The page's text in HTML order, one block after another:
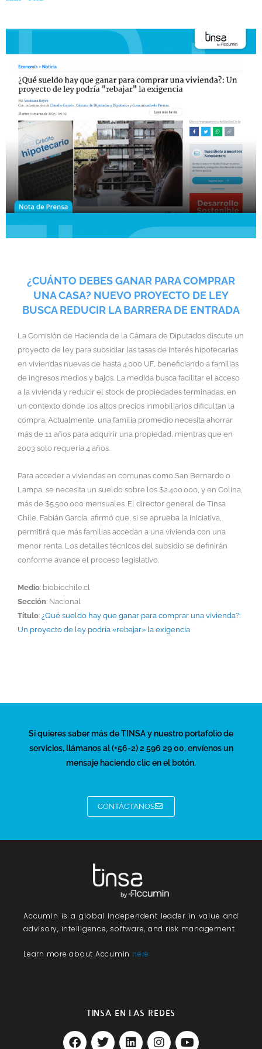
¿CUÁNTO DEBES GANAR PARA COMPRAR
UNA CASA? NUEVO PROYECTO DE LEY
BUSCA REDUCIR LA BARRERA DE ENTRADA
La Comisión de Hacienda de la Cámara de Diputados discute un
proyecto de ley para subsidiar las tasas de interés hipotecarias
en viviendas nuevas de hasta 4.000 UF, beneficiando a familias
de ingresos medios y bajos. La medida busca facilitar el acceso
a la vivienda y reducir el stock de propiedades terminadas, en
un contexto donde los altos precios inmobiliarios dificultan la
compra. Actualmente, una familia promedio necesita ahorrar
más de 11 años para adquirir una propiedad, mientras que en
2003 solo requería 4 años.
Para acceder a viviendas en comunas como San Bernardo o
Lampa, se necesita un sueldo sobre los $2.400.000, y en Colina,
más de $5.500.000 mensuales. El director general de Tinsa
Chile, Fabián García, afirmó que, si se aprueba la iniciativa,
permitirá que más familias accedan a una vivienda con una
menor renta. Los detalles técnicos del subsidio se definirán
conforme avance el proceso legislativo.
Medio: biobiochile.cl
Sección: Nacional
Título: ¿Qué sueldo hay que ganar para comprar una vivienda?:
Un proyecto de ley podría «rebajar» la exigencia
Si quieres saber más de TINSA y nuestro portafolio de
servicios, llámanos al (+56-2) 2 596 29 00, envíenos un
mensaje haciendo clic en el botón.
CONTÁCTANOS
Accumin is a global independent leader in value and
advisory, intelligence, software, and risk management.
Learn more about Accumin here
TINSA EN LAS REDES
F
T
L
I
Y